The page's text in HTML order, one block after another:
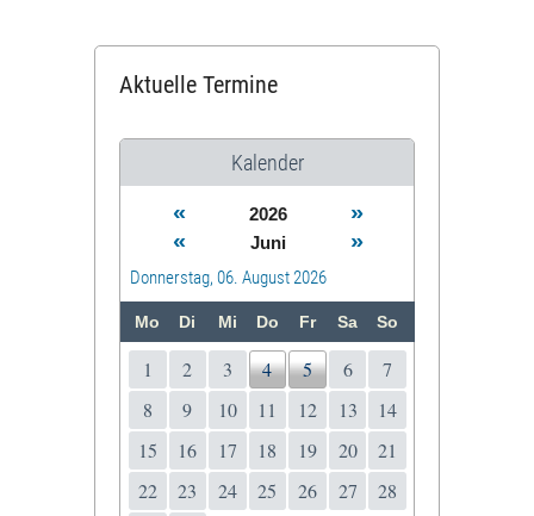
Aktuelle Termine
Kalender
« 2026
»
«
Juni »
Donnerstag, 06. August 2026
Mo Di Mi Do Fr Sa So
1 2 3 4 5 6
7
8
9 10 11 12 13
14
15
16 17 18 19 20
21
22
23 24 25 26 27
28